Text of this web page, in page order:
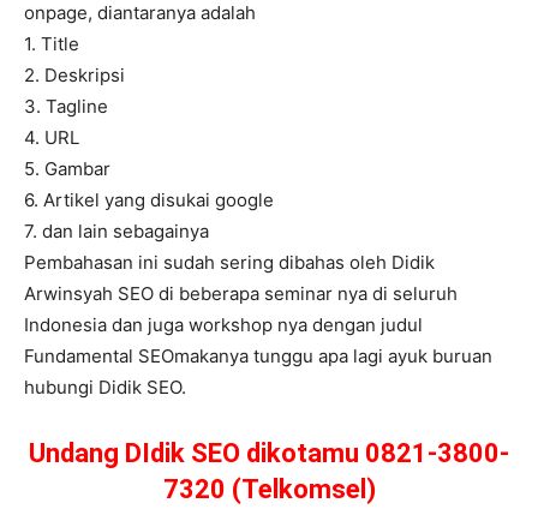
onpage, diantaranya adalah
1. Title
2. Deskripsi
3. Tagline
4. URL
5. Gambar
6. Artikel yang disukai google
7. dan lain sebagainya
Pembahasan ini sudah sering dibahas oleh Didik
Arwinsyah SEO di beberapa seminar nya di seluruh
Indonesia dan juga workshop nya dengan judul
Fundamental SEOmakanya tunggu apa lagi ayuk buruan
hubungi Didik SEO.
Undang DIdik SEO dikotamu 0821-3800-
7320 (Telkomsel)